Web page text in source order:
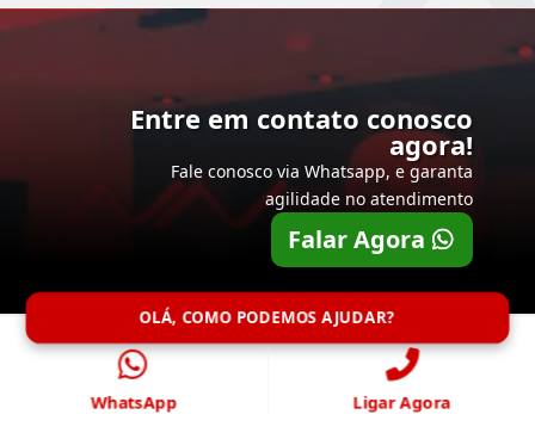
Entre em contato conosco
agora!
Fale conosco via Whatsapp, e garanta
agilidade no atendimento
Falar Agora
OLÁ, COMO PODEMOS AJUDAR?
WhatsApp Ligar Agora